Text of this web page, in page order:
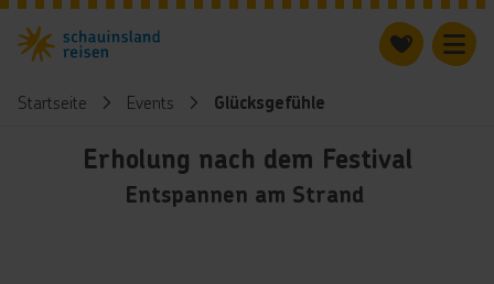
Startseite Events Glücksgefühle
Erholung nach dem Festival
Entspannen am Strand